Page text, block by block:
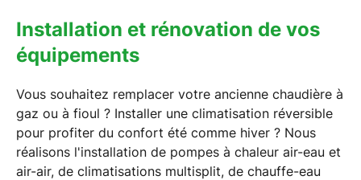
Installation et rénovation de vos
équipements
Vous souhaitez remplacer votre ancienne chaudière à
gaz ou à fioul ? Installer une climatisation réversible
pour profiter du confort été comme hiver ? Nous
réalisons l'installation de pompes à chaleur air-eau et
air-air, de climatisations multisplit, de chauffe-eau